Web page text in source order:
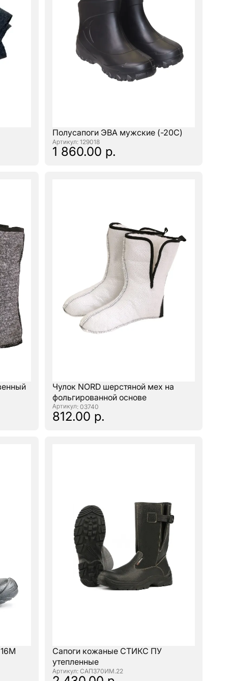
Полусапоги ЭВА мужские (-20С)
: 129018
1 860.00 р.
Чулок NORD шерстяной мех на
фольгированной основе
: 03740
812.00 р.
Сапоги кожаные СТИКС ПУ
утепленные
: САП370ИМ.22